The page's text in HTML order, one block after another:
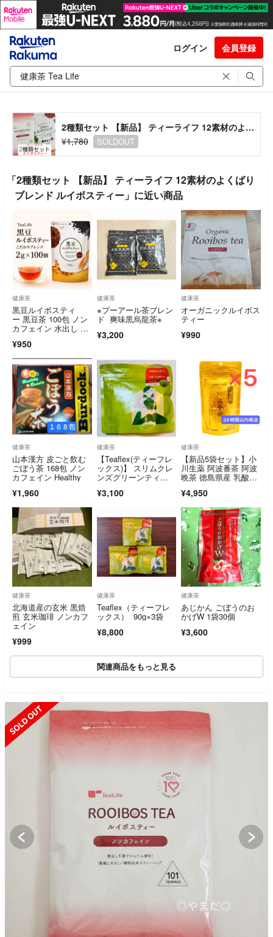
ログイン 会員登録
2種類セット 【新品】 ティーライフ 12素材のよくばりブレンド ルイボスティー
¥1,780
SOLDOUT
「2種類セット 【新品】 ティーライフ 12素材のよくばり
ブレンド ルイボスティー」に近い商品
健康茶
黒豆ルイボスティ
ー 黒豆茶 100包 ノン
カフェイン 水出し テ
¥950
健康茶
※プーアール茶ブレン
ド 爽味黒烏龍茶※
¥3,200
健康茶
オーガニックルイボス
ティー
¥990
健康茶
山本漢方 皮ごと飲む
ごぼう茶 168包 ノン
カフェイン Healthy
¥1,960
健康茶
【Teaflex(ティーフレ
ックス)】 スリムクレ
ンズグリーンティ
分/90g 粉末タイプ
¥3,100
健康茶
【新品5袋セット】小
川生薬 阿波番茶 阿波
晩茶 徳島県産 乳酸菌
¥4,950
健康茶
北海道産の玄米 黒焙
煎 玄米珈琲 ノンカフ
ェイン
¥999
健康茶
Teaflex（ティーフレ
ックス） 90g×3袋
¥8,800
健康茶
あじかん ごぼうのお
かげW 1袋30個
¥3,600
関連商品をもっと見る
SOLD OUT